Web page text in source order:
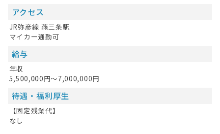
アクセス
JR弥彦線 燕三条駅
マイカー通勤可
給与
年収
5,500,000円～7,000,000円
待遇・福利厚生
【固定残業代】
なし